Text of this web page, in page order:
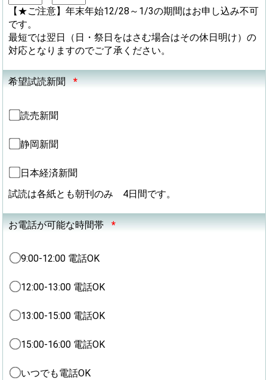
【★ご注意】年末年始12/28～1/3の期間はお申し込み不可
です。
最短では翌日（日・祭日をはさむ場合はその休日明け）の
対応となりますのでご了承ください。
希望試読新聞 *
読売新聞
静岡新聞
日本経済新聞
試読は各紙とも朝刊のみ 4日間です。
お電話が可能な時間帯 *
9:00-12:00 電話OK
12:00-13:00 電話OK
13:00-15:00 電話OK
15:00-16:00 電話OK
いつでも電話OK